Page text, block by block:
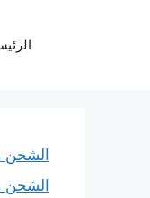
الشحن
الشحن